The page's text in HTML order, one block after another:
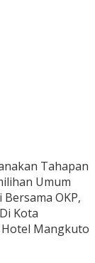
Tahapan
Umum
OKP,
Kota
Hotel Mangkuto